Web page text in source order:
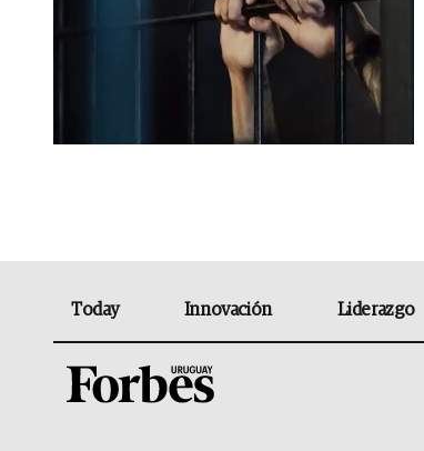
Today Innovación Liderazgo